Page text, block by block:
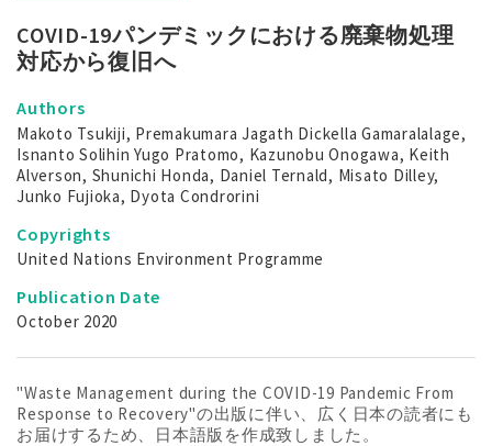
COVID-19パンデミックにおける廃棄物処理
対応から復旧へ
Authors
Makoto Tsukiji, Premakumara Jagath Dickella Gamaralalage,
Isnanto Solihin Yugo Pratomo, Kazunobu Onogawa, Keith
Alverson, Shunichi Honda, Daniel Ternald, Misato Dilley,
Junko Fujioka, Dyota Condrorini
Copyrights
United Nations Environment Programme
Publication Date
October 2020
"Waste Management during the COVID-19 Pandemic From
Response to Recovery"の出版に伴い、広く日本の読者にも
お届けするため、日本語版を作成致しました。